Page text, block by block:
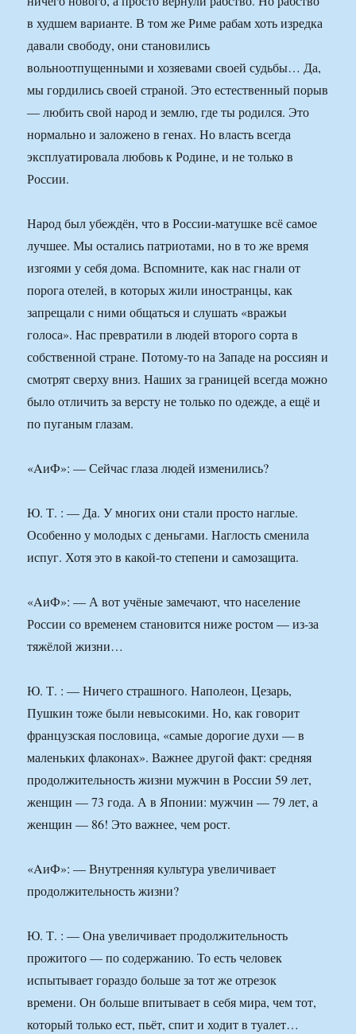
в худшем варианте. В том же Риме рабам хоть изредка
давали свободу, они становились
вольноотпущенными и хозяевами своей судьбы… Да,
мы гордились своей страной. Это естественный порыв
— любить свой народ и землю, где ты родился. Это
нормально и заложено в генах. Но власть всегда
эксплуатировала любовь к Родине, и не только в
России.
Народ был убеждён, что в России-матушке всё самое
лучшее. Мы остались патриотами, но в то же время
изгоями у себя дома. Вспомните, как нас гнали от
порога отелей, в которых жили иностранцы, как
запрещали с ними общаться и слушать «вражьи
голоса». Нас превратили в людей второго сорта в
собственной стране. Потому-то на Западе на россиян и
смотрят сверху вниз. Наших за границей всегда можно
было отличить за версту не только по одежде, а ещё и
по пуганым глазам.
«AиФ»: — Сейчас глаза людей изменились?
Ю. Т. : — Да. У многих они стали просто наглые.
Особенно у молодых с деньгами. Наглость сменила
испуг. Хотя это в какой-то степени и самозащита.
«AиФ»: — А вот учёные замечают, что население
России со временем становится ниже ростом — из-за
тяжёлой жизни…
Ю. Т. : — Ничего страшного. Наполеон, Цезарь,
Пушкин тоже были невысокими. Но, как говорит
французская пословица, «самые дорогие духи — в
маленьких флаконах». Важнее другой факт: средняя
продолжительность жизни мужчин в России 59 лет,
женщин — 73 года. А в Японии: мужчин — 79 лет, а
женщин — 86! Это важнее, чем рост.
«AиФ»: — Внутренняя культура увеличивает
продолжительность жизни?
Ю. Т. : — Она увеличивает продолжительность
прожитого — по содержанию. То есть человек
испытывает гораздо больше за тот же отрезок
времени. Он больше впитывает в себя мира, чем тот,
который только ест, пьёт, спит и ходит в туалет…